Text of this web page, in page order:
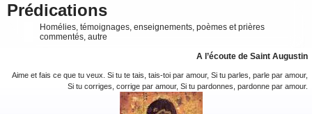
Prédications
Homélies, témoignages, enseignements, poèmes et prières
commentés, autre
A l’écoute de Saint Augustin
Aime et fais ce que tu veux. Si tu te tais, tais-toi par amour, Si tu parles, parle par amour,
Si tu corriges, corrige par amour, Si tu pardonnes, pardonne par amour.